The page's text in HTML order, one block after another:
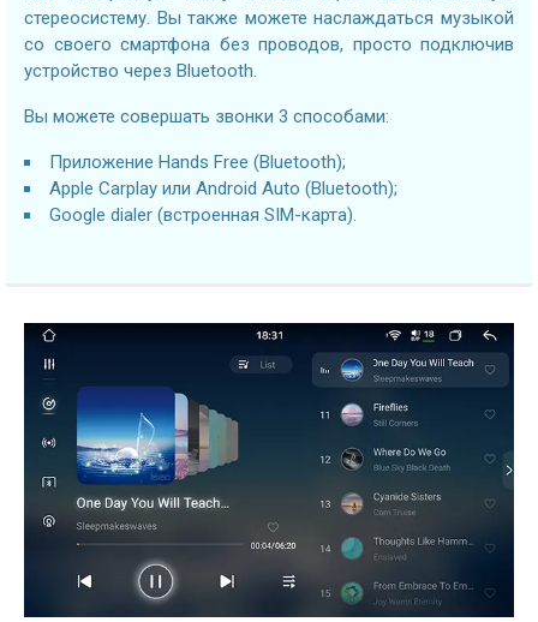
стереосистему. Вы также можете наслаждаться музыкой
со своего смартфона без проводов, просто подключив
устройство через Bluetooth.
Вы можете совершать звонки 3 способами:
Приложение Hands Free (Bluetooth);
Apple Carplay или Android Auto (Bluetooth);
Google dialer (встроенная SIM-карта).